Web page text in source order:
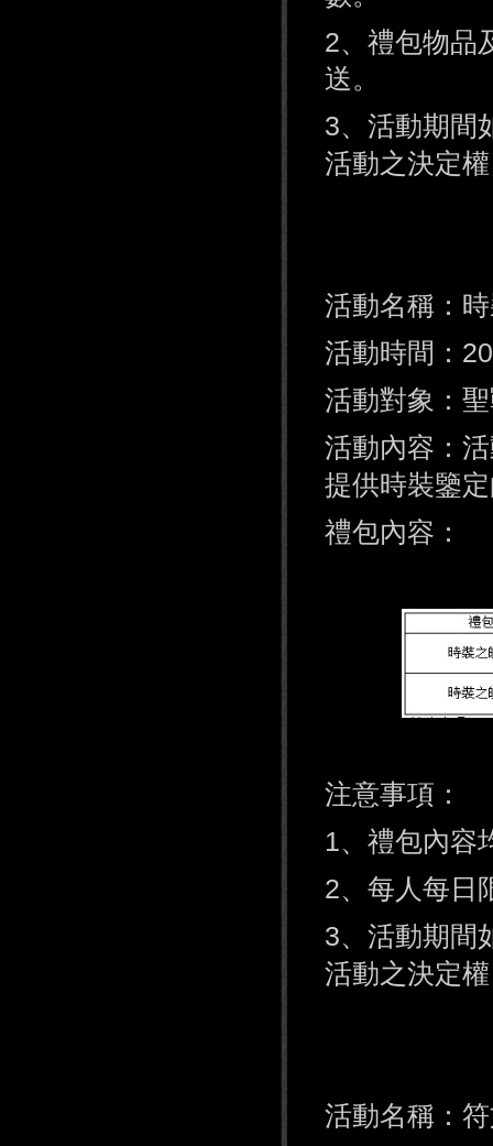
2、禮包物品
送。
3、活動期間
活動之決定
活動名稱：
活動時間：
活動對象：
活動內容：
提供時裝鑒
禮包內容：
注意事項：
1、禮包內容
2、每人每日
3、活動期間
活動之決定
活動名稱：